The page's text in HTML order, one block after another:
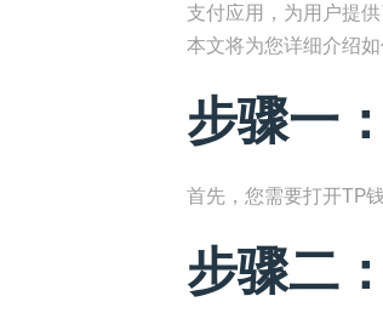
支付应用，为用户提
本文将为您详细介绍
步骤一
首先，您需要打开TP
步骤二